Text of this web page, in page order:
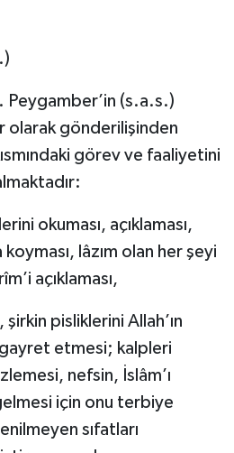
Peygamber’in (s.a.s.)
olarak gönderilişinden
görev ve faaliyetini
okuması, açıklaması,
lâzım olan her şeyi
açıklaması,
pisliklerini Allah’ın
etmesi; kalpleri
nefsin, İslâm’ı
için onu terbiye
sıfatları